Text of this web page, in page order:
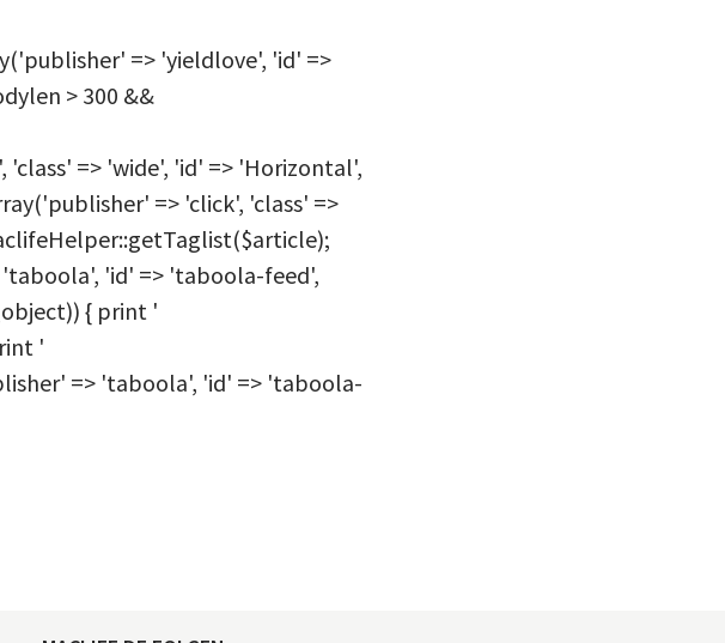
=> 'yieldlove', 'id' =>
> 300 &&
=> 'wide', 'id' => 'Horizontal',
=> 'click', 'class' =>
'id' => 'taboola-feed',
{ print '
'
=> 'taboola', 'id' => 'taboola-